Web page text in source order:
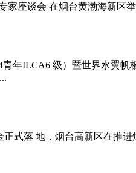
家座谈会 在烟台黄渤海新
年ILCA6 级）暨世界水翼
式落 地，烟台高新区在推